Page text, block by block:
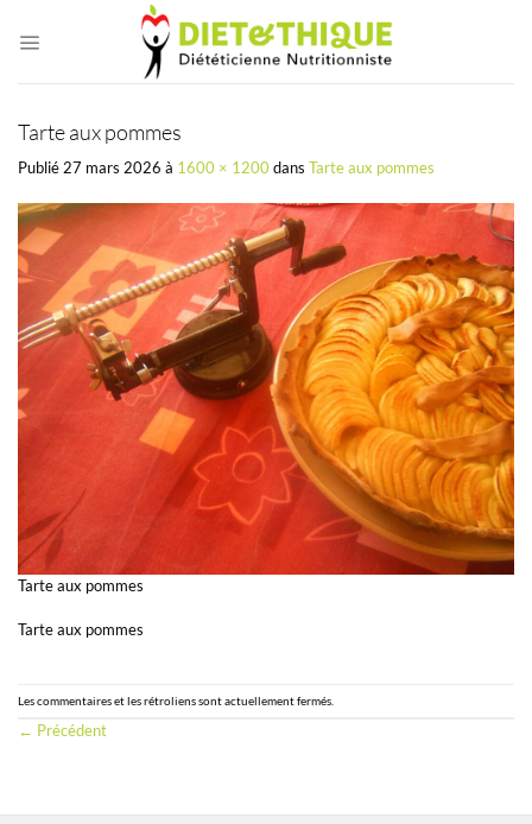
Tarte aux pommes
Publié 27 mars 2026 à 1600 × 1200 dans Tarte aux pommes
Tarte aux pommes
Tarte aux pommes
Les commentaires et les rétroliens sont actuellement fermés.
← Précédent